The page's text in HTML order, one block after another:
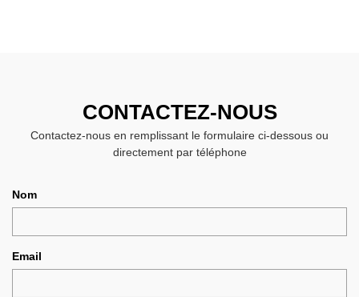
CONTACTEZ-NOUS
Contactez-nous en remplissant le formulaire ci-dessous ou
directement par téléphone
Nom
Email